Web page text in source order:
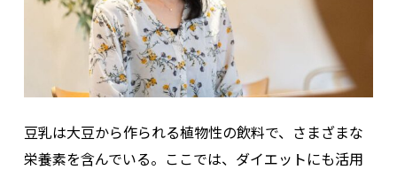
豆乳は大豆から作られる植物性の飲料で、さまざまな
栄養素を含んでいる。ここでは、ダイエットにも活用